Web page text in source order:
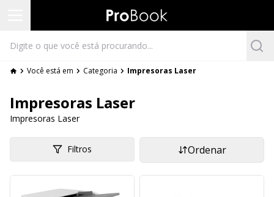
Você está em Categoria Impresoras Laser
Impresoras Laser
Impresoras Laser
Filtros Ordenar